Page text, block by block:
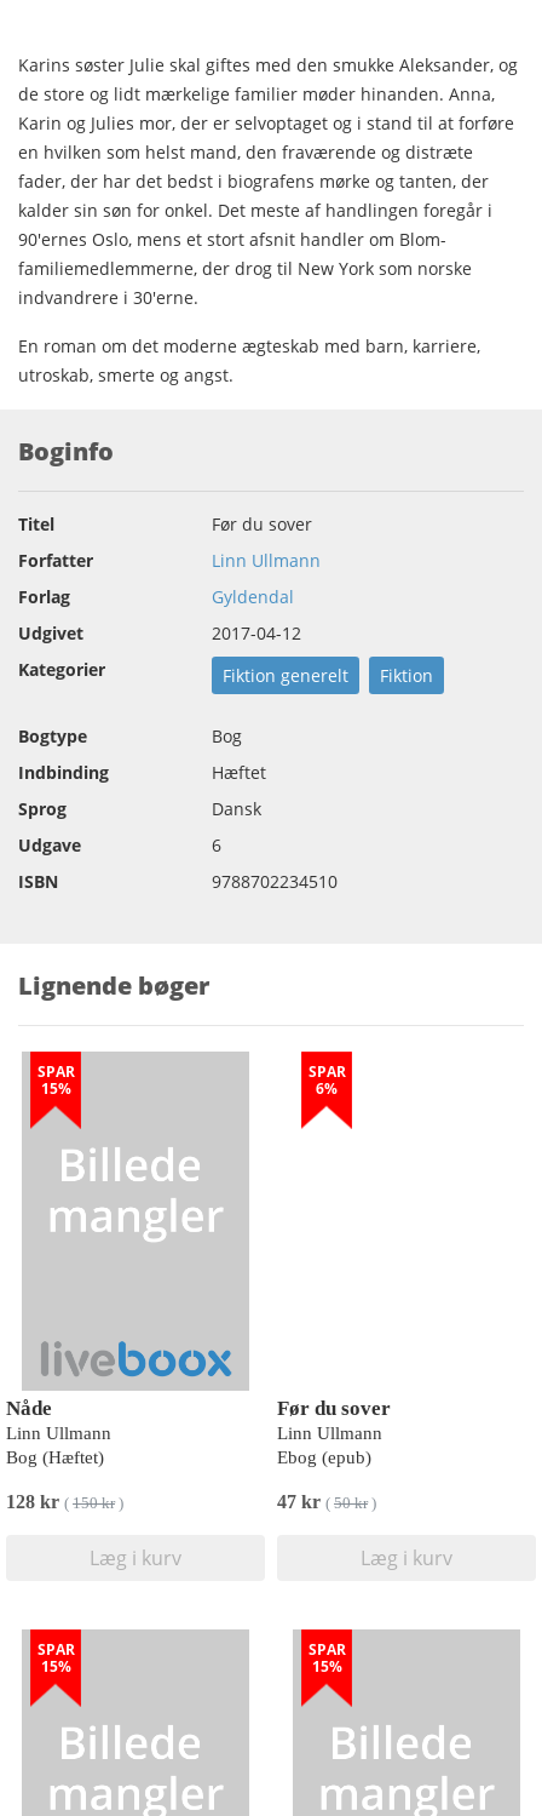
Karins søster Julie skal giftes med den smukke Aleksander, og
de store og lidt mærkelige familier møder hinanden. Anna,
Karin og Julies mor, der er selvoptaget og i stand til at forføre
en hvilken som helst mand, den fraværende og distræte
fader, der har det bedst i biografens mørke og tanten, der
kalder sin søn for onkel. Det meste af handlingen foregår i
90'ernes Oslo, mens et stort afsnit handler om Blom-
familiemedlemmerne, der drog til New York som norske
indvandrere i 30'erne.
En roman om det moderne ægteskab med barn, karriere,
utroskab, smerte og angst.
Boginfo
Titel
Før du sover
Forfatter
Linn Ullmann
Forlag
Gyldendal
Udgivet
2017-04-12
Kategorier
Fiktion generelt Fiktion
Bogtype
Bog
Indbinding
Hæftet
Sprog
Dansk
Udgave
6
ISBN
9788702234510
Lignende bøger
SPAR
15%
Nåde
Linn Ullmann
Bog (Hæftet)
128 kr ( 150 kr)
Læg i kurv
SPAR
6%
Før du sover
Linn Ullmann
Ebog (epub)
47 kr ( 50 kr)
Læg i kurv
SPAR
15%
SPAR
15%